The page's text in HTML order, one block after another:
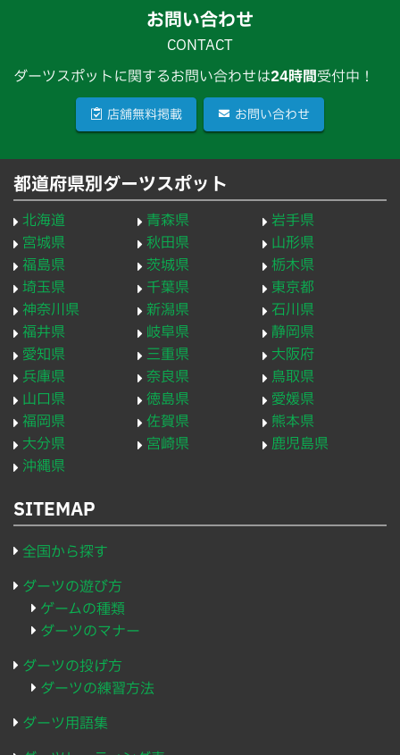
お問い合わせ
CONTACT
ダーツスポットに関するお問い合わせは24時間受付中！
店舗無料掲載 お問い合わせ
都道府県別ダーツスポット
北海道 青森県
岩手県
宮城県
秋田県
山形県
福島県
茨城県
栃木県
埼玉県
千葉県
東京都
神奈川県
新潟県
石川県
福井県
岐阜県
静岡県
愛知県
三重県
大阪府
兵庫県
奈良県
鳥取県
山口県
徳島県
愛媛県
福岡県
佐賀県
熊本県
大分県
宮崎県
鹿児島県
沖縄県
SITEMAP
全国から探す
ダーツの遊び方
ゲームの種類
ダーツのマナー
ダーツの投げ方
ダーツの練習方法
ダーツ用語集